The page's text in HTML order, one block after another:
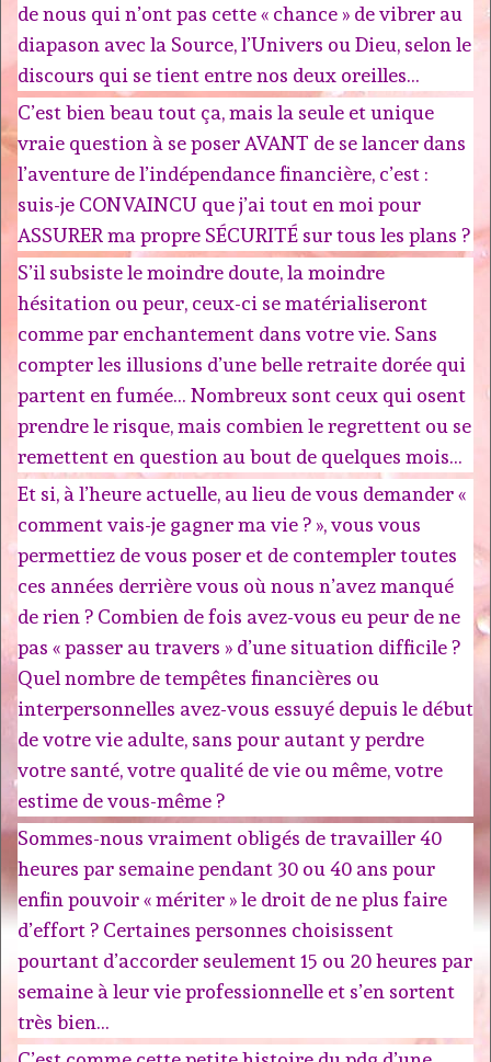
de nous qui n’ont pas cette « chance » de vibrer au
diapason avec la Source, l’Univers ou Dieu, selon le
discours qui se tient entre nos deux oreilles…
C’est bien beau tout ça, mais la seule et unique
vraie question à se poser AVANT de se lancer dans
l’aventure de l’indépendance financière, c’est :
suis-je CONVAINCU que j’ai tout en moi pour
ASSURER ma propre SÉCURITÉ sur tous les plans ?
S’il subsiste le moindre doute, la moindre
hésitation ou peur, ceux-ci se matérialiseront
comme par enchantement dans votre vie. Sans
compter les illusions d’une belle retraite dorée qui
partent en fumée… Nombreux sont ceux qui osent
prendre le risque, mais combien le regrettent ou se
remettent en question au bout de quelques mois…
Et si, à l’heure actuelle, au lieu de vous demander «
comment vais-je gagner ma vie ? », vous vous
permettiez de vous poser et de contempler toutes
ces années derrière vous où nous n’avez manqué
de rien ? Combien de fois avez-vous eu peur de ne
pas « passer au travers » d’une situation difficile ?
Quel nombre de tempêtes financières ou
interpersonnelles avez-vous essuyé depuis le début
de votre vie adulte, sans pour autant y perdre
votre santé, votre qualité de vie ou même, votre
estime de vous-même ?
Sommes-nous vraiment obligés de travailler 40
heures par semaine pendant 30 ou 40 ans pour
enfin pouvoir « mériter » le droit de ne plus faire
d’effort ? Certaines personnes choisissent
pourtant d’accorder seulement 15 ou 20 heures par
semaine à leur vie professionnelle et s’en sortent
très bien…